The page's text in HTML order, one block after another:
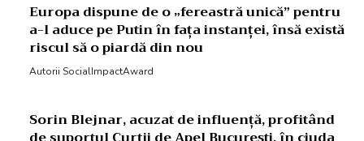
Europa dispune de o „fereastră unică” pentru
a-l aduce pe Putin în fața instanței, însă există
riscul să o piardă din nou
Autorii SocialImpactAward
Sorin Blejnar, acuzat de influență, profitând